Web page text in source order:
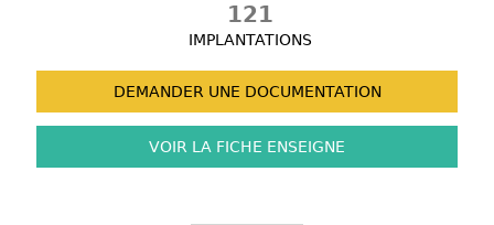
121
IMPLANTATIONS
DEMANDER UNE DOCUMENTATION
VOIR LA FICHE ENSEIGNE